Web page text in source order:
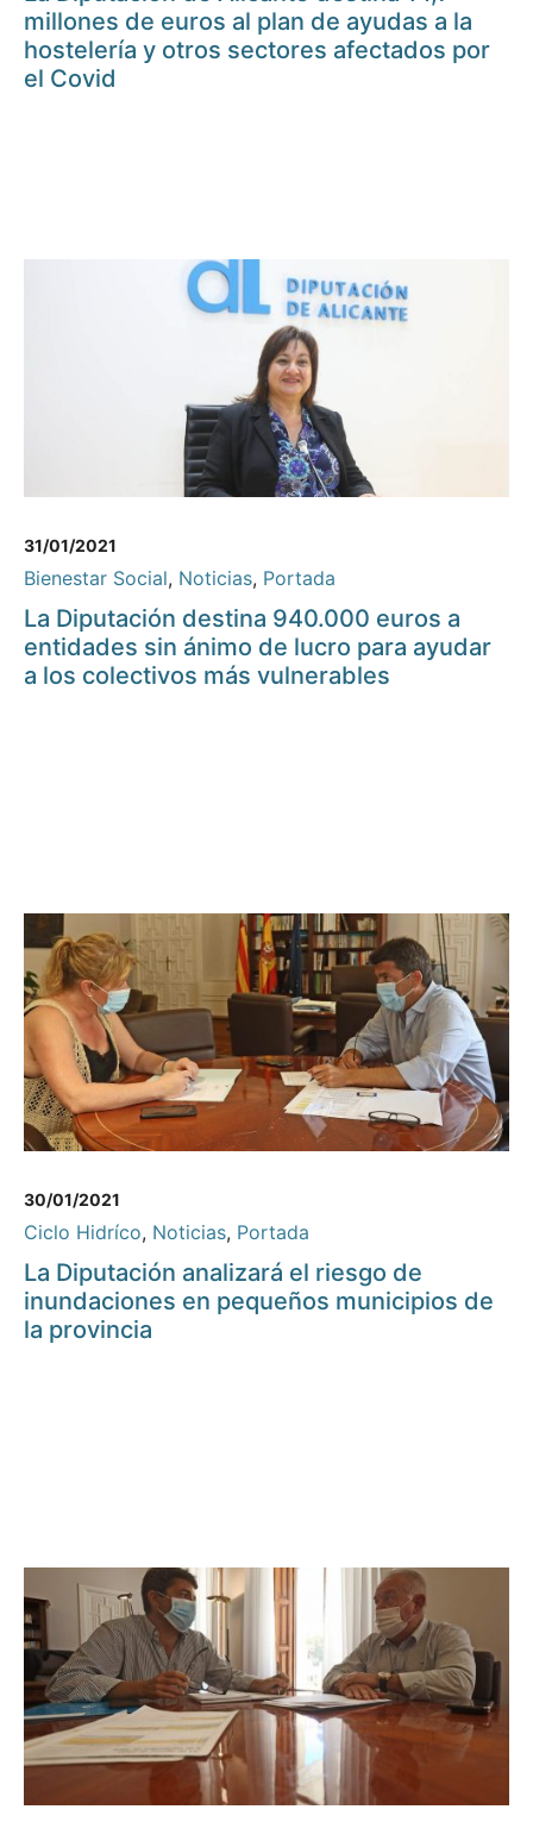
millones de euros al plan de ayudas a la
hostelería y otros sectores afectados por
el Covid
31/01/2021
Bienestar Social, Noticias, Portada
La Diputación destina 940.000 euros a
entidades sin ánimo de lucro para ayudar
a los colectivos más vulnerables
30/01/2021
Ciclo Hidríco, Noticias, Portada
La Diputación analizará el riesgo de
inundaciones en pequeños municipios de
la provincia